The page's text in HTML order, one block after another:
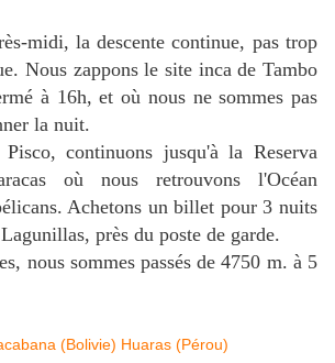
la descente continue, pas trop
Nous zappons le site inca de Tambo
à 16h, et où nous ne sommes pas
la nuit.
continuons jusqu'à la Reserva
où nous retrouvons l'Océan
Achetons un billet pour 3 nuits
près du poste de garde.
nous sommes passés de 4750 m. à 5